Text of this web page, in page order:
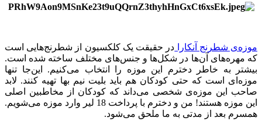
موزه‌ی شطرنج آنکارا در حقیقت یک کلکسیون از شطرنج‌هایی است
که مهره‌های آن‌ها در شکل‌ها و جنس‌های مختلف ساخته شده است.
بیشتر به خاطر دخترم این موزه را انتخاب می‌کنیم. این‌جا تنها
موزه‌ای است که حتی کودکان هم باید بلیت نیم بها تهیه کنند. لابد
صاحب این موزه‌ی شخصی می‌داند که کودکان از مخاطبین اصلی
این موزه هستند! من و دخترم با پرداخت 18 لیر وارد موزه می‌شویم.
همسرم بعد از مدتی به ما ملحق می‌شود.